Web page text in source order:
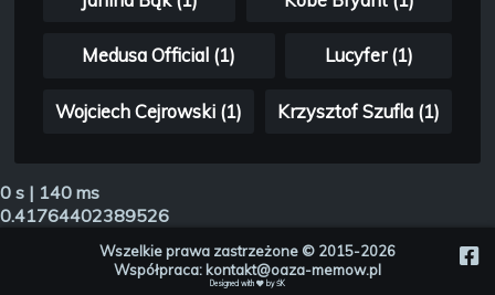
Medusa Official (1) Lucyfer (1)
Wojciech Cejrowski (1) Krzysztof Szufla (1)
0 s | 140 ms
0.41764402389526
Wszelkie prawa zastrzeżone © 2015-2026
Współpraca: kontakt@oaza-memow.pl
Designed with byŚK